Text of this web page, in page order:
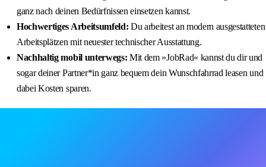
ganz nach deinen Bedürfnissen einsetzen kannst.
Hochwertiges Arbeitsumfeld: Du arbeitest an modern ausgestatteten
Arbeitsplätzen mit neuester technischer Ausstattung.
Nachhaltig mobil unterwegs: Mit dem »JobRad« kannst du dir und
sogar deiner Partner*in ganz bequem dein Wunschfahrrad leasen und
dabei Kosten sparen.